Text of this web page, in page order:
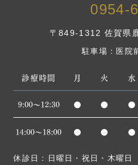
0954-
〒849-1312 佐賀県
駐車場：医院
診療時間 月 火 水
9:00～12:30 ● ● ●
14:00〜18:00 ● ● ●
休診日：日曜日・祝日・木曜日